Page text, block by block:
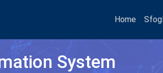
Home
System